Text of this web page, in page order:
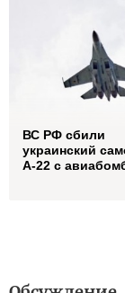
ВС РФ сбили
украинский
А-22 с